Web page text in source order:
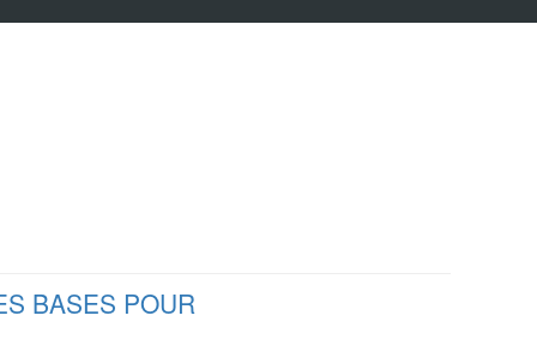
BASES POUR